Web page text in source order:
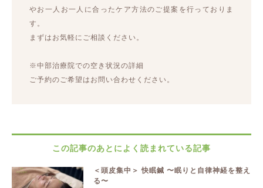
やお一人お一人に合ったケア方法のご提案を行っておりま
す。
まずはお気軽にご相談ください。
※中部治療院での空き状況の詳細
ご予約のご希望はお問い合わせください。
この記事のあとによく読まれている記事
＜頭皮集中＞ 快眠鍼 〜眠りと自律神経を整え
る〜